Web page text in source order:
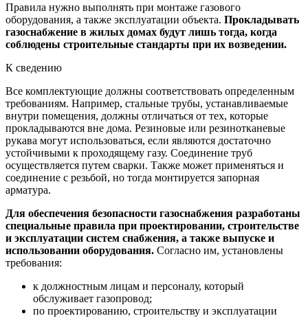
Правила нужно выполнять при монтаже газового
оборудования, а также эксплуатации объекта. Прокладывать
газоснабжение в жилых домах будут лишь тогда, когда
соблюдены строительные стандарты при их возведении.
К сведению
Все комплектующие должны соответствовать определенным
требованиям. Например, стальные трубы, устанавливаемые
внутри помещения, должны отличаться от тех, которые
прокладываются вне дома. Резиновые или резинотканевые
рукава могут использоваться, если являются достаточно
устойчивыми к проходящему газу. Соединение труб
осуществляется путем сварки. Также может применяться и
соединение с резьбой, но тогда монтируется запорная
арматура.
Для обеспечения безопасности газоснабжения разработаны
специальные правила при проектировании, строительстве
и эксплуатации систем снабжения, а также выпуске и
использовании оборудования. Согласно им, установлены
требования:
к должностным лицам и персоналу, который
обслуживает газопровод;
по проектированию, строительству и эксплуатации